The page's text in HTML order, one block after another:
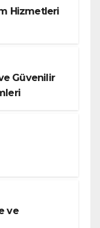
Hizmetleri
Güvenilir
ve